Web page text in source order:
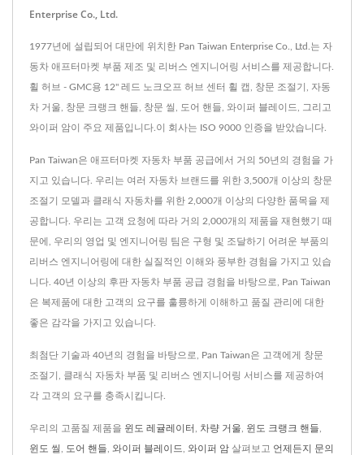
Enterprise Co., Ltd.
1977년에 설립되어 대만에 위치한 Pan Taiwan Enterprise Co., Ltd.는 자
동차 애프터마켓 부품 제조 및 리버스 엔지니어링 서비스를 제공합니다.
휠 허브 - GMC용 12" 레드 노크오프 허브 센터 휠 캡, 창문 조절기, 자동
차 거울, 창문 크랭크 핸들, 창문 씰, 도어 핸들, 와이퍼 블레이드, 그리고
와이퍼 암이 주요 제품입니다.이 회사는 ISO 9000 인증을 받았습니다.
Pan Taiwan은 애프터마켓 자동차 부품 공급에서 거의 50년의 경험을 가
지고 있습니다. 우리는 여러 자동차 브랜드를 위한 3,500개 이상의 창문
조절기 모델과 클래식 자동차를 위한 2,000개 이상의 다양한 품목을 제
공합니다. 우리는 고객 요청에 따라 거의 2,000개의 제품을 재현했기 때
문에, 우리의 영업 및 엔지니어링 팀은 구형 및 조달하기 어려운 부품의
리버스 엔지니어링에 대한 실질적인 이해와 풍부한 경험을 가지고 있습
니다. 40년 이상의 후판 자동차 부품 공급 경험을 바탕으로, Pan Taiwan
은 복제품에 대한 고객의 요구를 훌륭하게 이해하고 품질 관리에 대한
좋은 감각을 가지고 있습니다.
최첨단 기술과 40년의 경험을 바탕으로, Pan Taiwan은 고객에게 창문
조절기, 클래식 자동차 부품 및 리버스 엔지니어링 서비스를 제공하여
각 고객의 요구를 충족시킵니다.
우리의 고품질 제품을 윈도 레귤레이터 , 차량 거울, 윈도 크랭크 핸들,
윈도 씰 , 도어 핸들, 와이퍼 블레이드, 와이퍼 암 살펴보고 언제든지 문의